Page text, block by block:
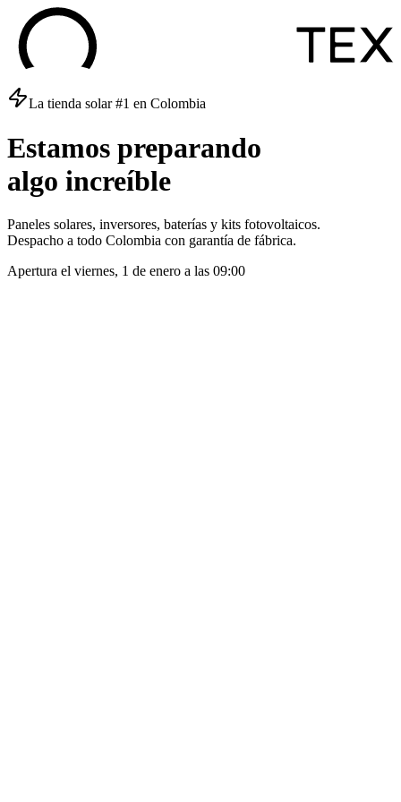
La tienda solar #1 en Colombia
Estamos preparando
algo increíble
Paneles solares, inversores, baterías y kits fotovoltaicos.
Despacho a todo Colombia con garantía de fábrica.
Apertura el viernes, 1 de enero a las 09:00